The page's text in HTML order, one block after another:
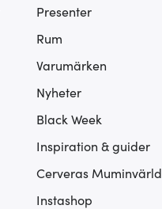
Presenter
Rum
Varumärken
Nyheter
Black Week
Inspiration & guider
Cerveras Muminvärld
Instashop